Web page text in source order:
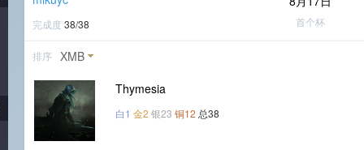
完成度 38/38 首个杯
排序 XMB
Thymesia
白1 金2 银23 铜12 总38